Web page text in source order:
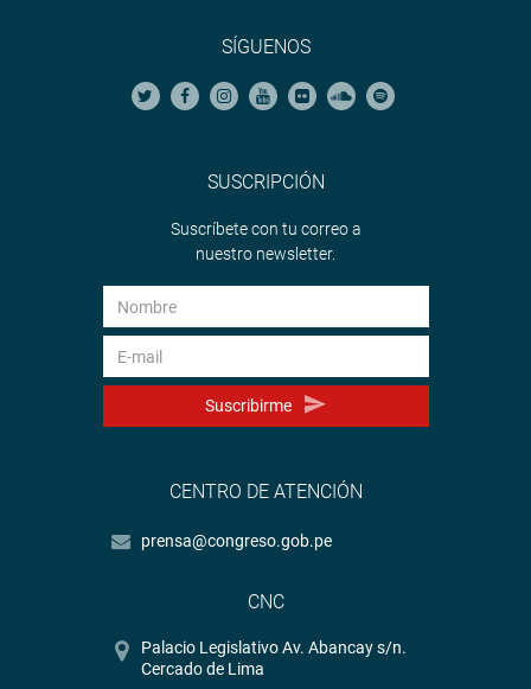
SÍGUENOS
SUSCRIPCIÓN
Suscríbete con tu correo a
nuestro newsletter.
Suscribirme
CENTRO DE ATENCIÓN
prensa@congreso.gob.pe
CNC
Palacio Legislativo Av. Abancay s/n.
Cercado de Lima